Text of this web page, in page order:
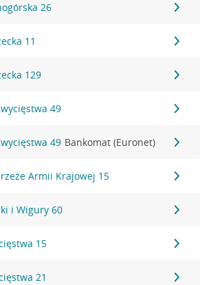
26
11
129
49
49 Bankomat (Euronet)
Armii Krajowej 15
i Wigury 60
15
21